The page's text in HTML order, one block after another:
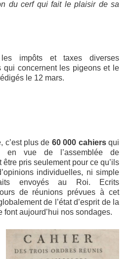
du cerf qui fait le plaisir de sa
les impôts et taxes diverses
qui concernent les pigeons et le
le 12 mars.
c’est plus de 60 000 cahiersqui
en vue de l’assemblée de
pris seulement pour ce qu’ils
individuelles, ni simple
envoyés au Roi. Ecrits
de réunions prévues à cet
de l’état d’esprit de la
font aujourd’hui nos sondages.